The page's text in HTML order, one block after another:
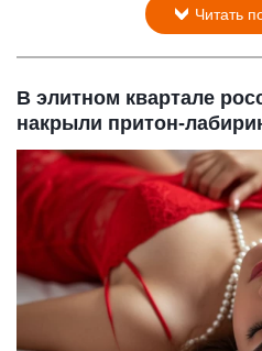
Читать
В элитном квартале
накрыли притон-